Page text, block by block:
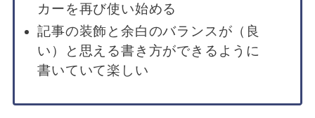
カーを再び使い始める
記事の装飾と余白のバランスが（良
い）と思える書き方ができるように
書いていて楽しい